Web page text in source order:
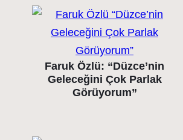
Faruk Özlü: “Düzce’nin
Geleceğini Çok Parlak
Görüyorum”